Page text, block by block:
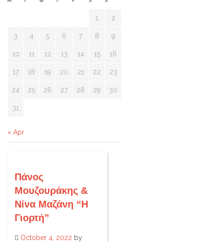
1 2
3 4 5 6 7 8 9
10 11 12 13 14 15 16
17 18 19 20 21 22 23
24 25 26 27 28 29 30
31
« Apr
Πάνος
Μουζουράκης &
Νίνα Μαζάνη “Η
Γιορτή”
October 4, 2022 by